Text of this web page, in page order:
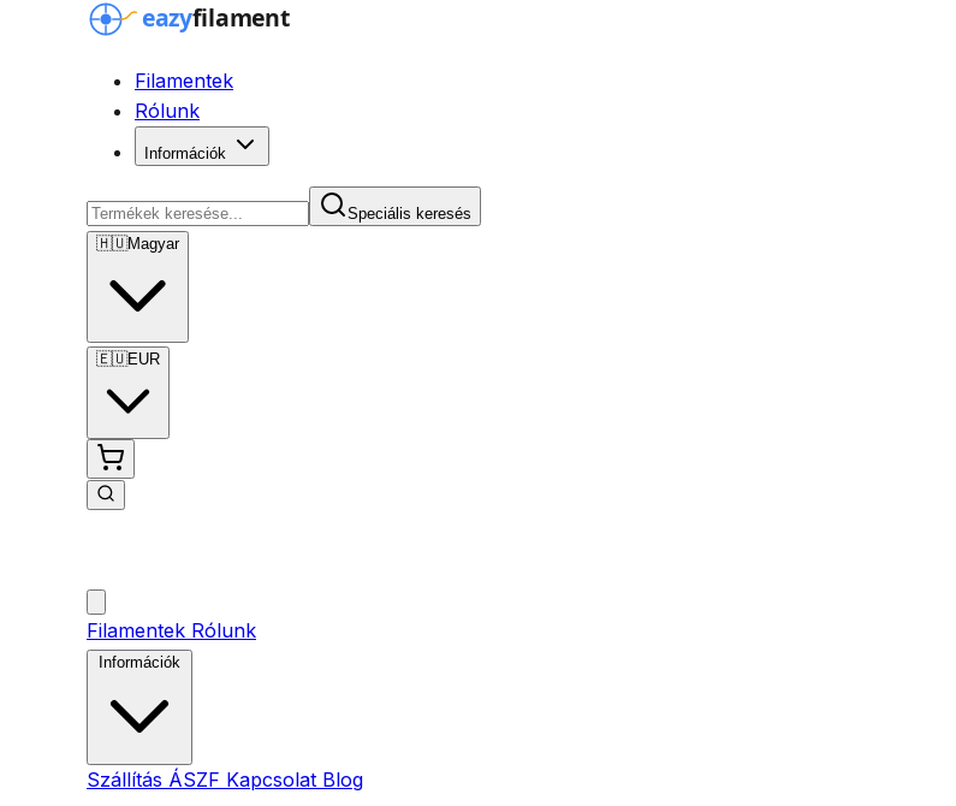
Filamentek
Rólunk
Információk
Speciális keresés
🇭🇺Magyar
🇪🇺EUR
Filamentek Rólunk
Szállítás ÁSZF Kapcsolat Blog